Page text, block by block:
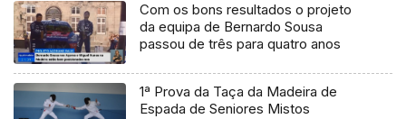
Com os bons resultados o projeto
da equipa de Bernardo Sousa
passou de três para quatro anos
1ª Prova da Taça da Madeira de
Espada de Seniores Mistos